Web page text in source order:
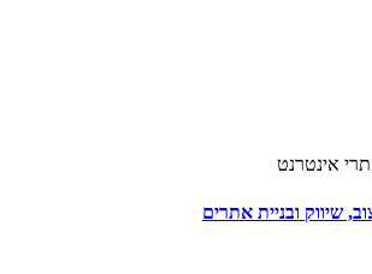
אינטרנט